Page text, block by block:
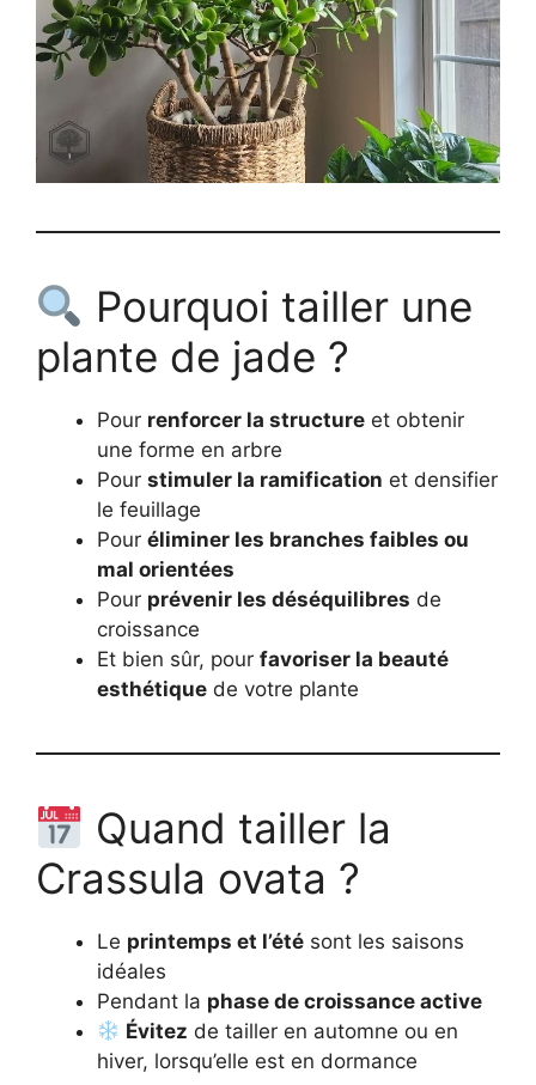
Pourquoi tailler une
plante de jade ?
Pour renforcer la structure et obtenir
une forme en arbre
Pour stimuler la ramification et densifier
le feuillage
Pour éliminer les branches faibles ou
mal orientées
Pour prévenir les déséquilibres de
croissance
Et bien sûr, pour favoriser la beauté
esthétique de votre plante
Quand tailler la
Crassula ovata ?
Le printemps et l’été sont les saisons
idéales
Pendant la phase de croissance active
Évitez de tailler en automne ou en
hiver, lorsqu’elle est en dormance